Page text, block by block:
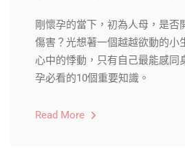
剛懷孕的當下，初為人母，是否
傷害？光想著一個越越欲動的小
心中的悸動，只有自己最能感同
孕必看的10個重要知識。
Read More